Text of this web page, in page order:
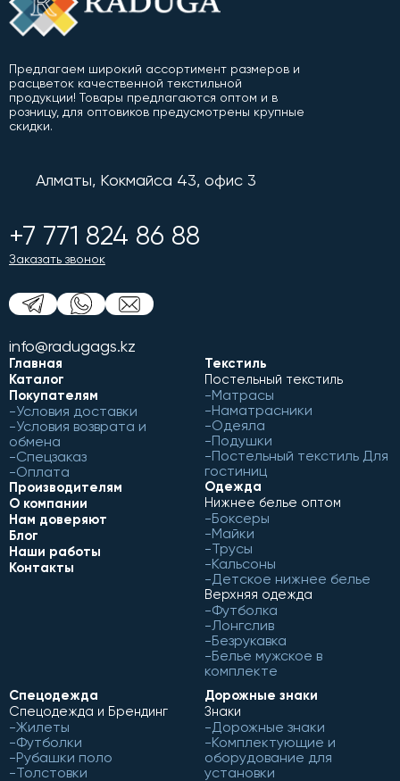
Предлагаем широкий ассортимент размеров и
расцветок качественной текстильной
продукции! Товары предлагаются оптом и в
розницу, для оптовиков предусмотрены крупные
скидки.
Алматы, Кокмайса 43, офис 3
+7 771 824 86 88
Заказать звонок
info@radugags.kz
Главная
Каталог
Покупателям
Условия доставки
Условия возврата и
обмена
Спецзаказ
Оплата
Производителям
О компании
Нам доверяют
Блог
Наши работы
Контакты
Текстиль
Постельный текстиль
Матрасы
Наматрасники
Одеяла
Подушки
Постельный текстиль Для
гостиниц
Одежда
Нижнее белье оптом
Боксеры
Майки
Трусы
Кальсоны
Детское нижнее белье
Верхняя одежда
Футболка
Лонгслив
Безрукавка
Белье мужское в
комплекте
Спецодежда
Спецодежда и Брендинг
Жилеты
Футболки
Рубашки поло
Толстовки
Дорожные знаки
Знаки
Дорожные знаки
Комплектующие и
оборудование для
установки